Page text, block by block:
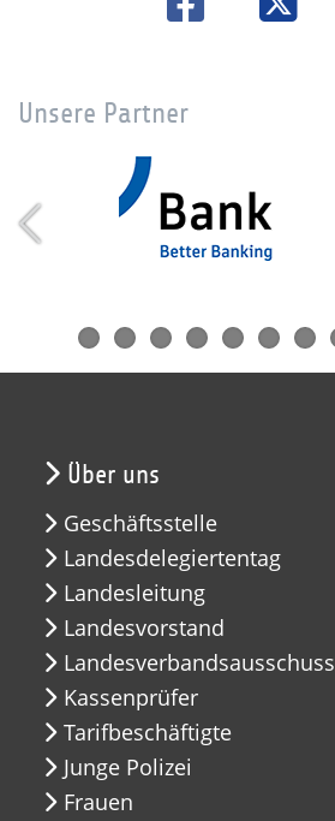
Unsere Partner
Über uns
Geschäftsstelle
Landesdelegiertentag
Landesleitung
Landesvorstand
Landesverbandsausschuss
Kassenprüfer
Tarifbeschäftigte
Junge Polizei
Frauen